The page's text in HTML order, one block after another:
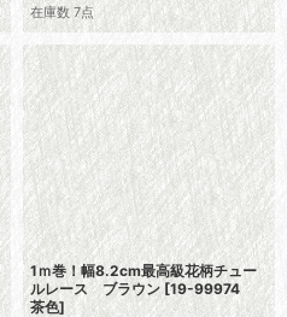
在庫数 7点
1ｍ巻！幅8.2cm最高級花柄チュー
ルレース ブラウン [19-99974
茶色]